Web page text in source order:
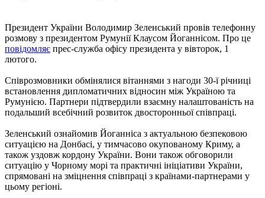
Президент України Володимир Зеленський провів телефонну
розмову з президентом Румунії Клаусом Йоганнісом. Про це
повідомляє прес-служба офісу президента у вівторок, 1
лютого.
Співрозмовники обмінялися вітаннями з нагоди 30-ї річниці
встановлення дипломатичних відносин між Україною та
Румунією. Партнери підтвердили взаємну налаштованість на
подальший всебічний розвиток двосторонньої співпраці.
Зеленський ознайомив Йоганніса з актуальною безпековою
ситуацією на Донбасі, у тимчасово окупованому Криму, а
також уздовж кордону України. Вони також обговорили
ситуацію у Чорному морі та практичні ініціативи України,
спрямовані на зміцнення співпраці з країнами-партнерами у
цьому регіоні.